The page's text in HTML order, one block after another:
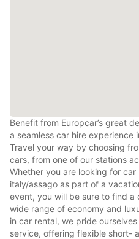
Benefit from Europcar’s great
a seamless car hire experience
Travel your way by choosing
cars, from one of our stations
Whether you are looking for
italy/assago as part of a
event, you will be sure to find
wide range of economy and
in car rental, we pride
service, offering flexible short-